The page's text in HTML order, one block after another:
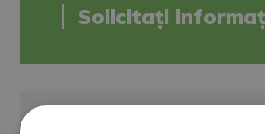
Solicitați